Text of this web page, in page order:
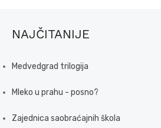
NAJČITANIJE
Medvedgrad trilogija
Mleko u prahu - posno?
Zajednica saobraćajnih škola